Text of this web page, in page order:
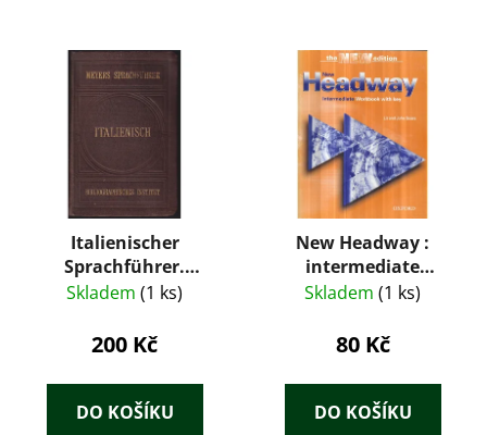
Italienischer
Sprachführer.
Konversations-
Skladem (1 ks)
200 Kč
DO KOŠÍKU
New Headway :
intermediate
workbook with key
Skladem (1 ks)
80 Kč
DO KOŠÍKU